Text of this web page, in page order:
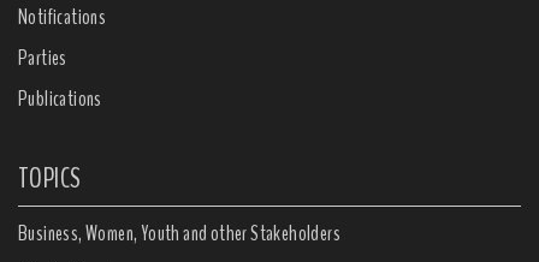
Notifications
Parties
Publications
TOPICS
Business, Women, Youth and other Stakeholders